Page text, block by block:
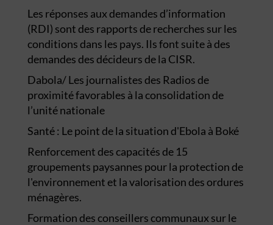
Les réponses aux demandes d’information
(RDI) sont des rapports de recherches sur les
conditions dans les pays. Ils font suite à des
demandes des décideurs de la CISR.
Dabola/ Les journalistes des Radios de
proximité favorables à la consolidation de
l’unité nationale
Santé : Le point de la situation d'Ebola à Boké
Renforcement des capacités de 15
groupements paysannes pour la protection de
l'environnement et la valorisation des ordures
ménagères.
Formation des conseillers communaux sur le